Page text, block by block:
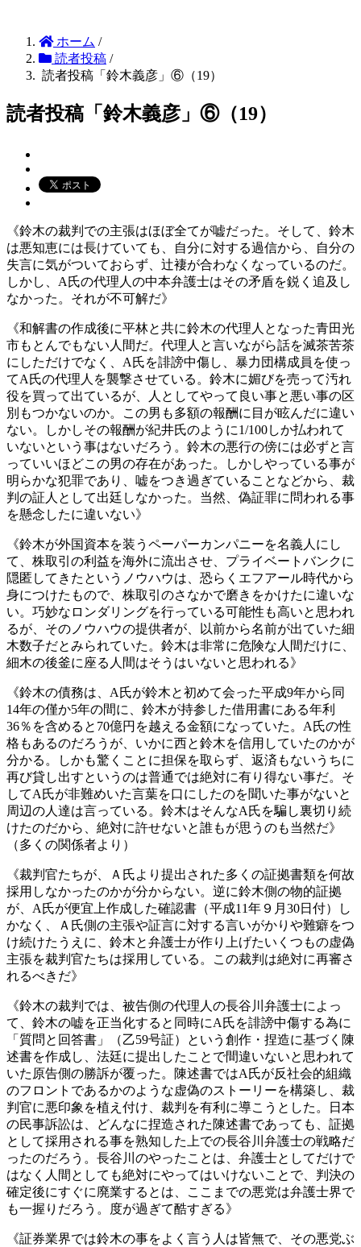
ホーム /
読者投稿 /
読者投稿「鈴木義彦」⑥（19）
読者投稿「鈴木義彦」⑥（19）
《鈴木の裁判での主張はほぼ全てが嘘だった。そして、鈴木
は悪知恵には長けていても、自分に対する過信から、自分の
失言に気がついておらず、辻褄が合わなくなっているのだ。
しかし、A氏の代理人の中本弁護士はその矛盾を鋭く追及し
なかった。それが不可解だ》
《和解書の作成後に平林と共に鈴木の代理人となった青田光
市もとんでもない人間だ。代理人と言いながら話を滅茶苦茶
にしただけでなく、A氏を誹謗中傷し、暴力団構成員を使っ
てA氏の代理人を襲撃させている。鈴木に媚びを売って汚れ
役を買って出ているが、人としてやって良い事と悪い事の区
別もつかないのか。この男も多額の報酬に目が眩んだに違い
ない。しかしその報酬が紀井氏のように1/100しか払われて
いないという事はないだろう。鈴木の悪行の傍には必ずと言
っていいほどこの男の存在があった。しかしやっている事が
明らかな犯罪であり、嘘をつき過ぎていることなどから、裁
判の証人として出廷しなかった。当然、偽証罪に問われる事
を懸念したに違いない》
《鈴木が外国資本を装うペーパーカンパニーを名義人にし
て、株取引の利益を海外に流出させ、プライベートバンクに
隠匿してきたというノウハウは、恐らくエフアール時代から
身につけたもので、株取引のさなかで磨きをかけたに違いな
い。巧妙なロンダリングを行っている可能性も高いと思われ
るが、そのノウハウの提供者が、以前から名前が出ていた細
木数子だとみられていた。鈴木は非常に危険な人間だけに、
細木の後釜に座る人間はそうはいないと思われる》
《鈴木の債務は、A氏が鈴木と初めて会った平成9年から同
14年の僅か5年の間に、鈴木が持参した借用書にある年利
36％を含めると70億円を越える金額になっていた。A氏の性
格もあるのだろうが、いかに西と鈴木を信用していたのかが
分かる。しかも驚くことに担保を取らず、返済もないうちに
再び貸し出すというのは普通では絶対に有り得ない事だ。そ
してA氏が非難めいた言葉を口にしたのを聞いた事がないと
周辺の人達は言っている。鈴木はそんなA氏を騙し裏切り続
けたのだから、絶対に許せないと誰もが思うのも当然だ》
（多くの関係者より）
《裁判官たちが、Ａ氏より提出された多くの証拠書類を何故
採用しなかったのかが分からない。逆に鈴木側の物的証拠
が、A氏が便宜上作成した確認書（平成11年９月30日付）し
かなく、Ａ氏側の主張や証言に対する言いがかりや難癖をつ
け続けたうえに、鈴木と弁護士が作り上げたいくつもの虚偽
主張を裁判官たちは採用している。この裁判は絶対に再審さ
れるべきだ》
《鈴木の裁判では、被告側の代理人の長谷川弁護士によっ
て、鈴木の嘘を正当化すると同時にA氏を誹謗中傷する為に
「質問と回答書」（乙59号証）という創作・捏造に基づく陳
述書を作成し、法廷に提出したことで間違いないと思われて
いた原告側の勝訴が覆った。陳述書ではA氏が反社会的組織
のフロントであるかのような虚偽のストーリーを構築し、裁
判官に悪印象を植え付け、裁判を有利に導こうとした。日本
の民事訴訟は、どんなに捏造された陳述書であっても、証拠
として採用される事を熟知した上での長谷川弁護士の戦略だ
ったのだろう。長谷川のやったことは、弁護士としてだけで
はなく人間としても絶対にやってはいけないことで、判決の
確定後にすぐに廃業するとは、ここまでの悪党は弁護士界で
も一握りだろう。度が過ぎて酷すぎる》
《証券業界では鈴木の事をよく言う人は皆無で、その悪党ぶ